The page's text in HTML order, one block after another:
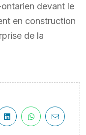
devant le
en construction
de la